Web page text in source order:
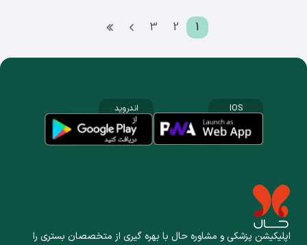
1
2
3
اپلیکیشن پزشکی و مشاوره حال با بهره گیری از متخصصان بستری را
IOS اندروید